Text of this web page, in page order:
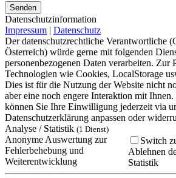
Bitte lasse dieses Feld leer.
Bitte lasse dieses Feld leer.
Bitte lasse dieses Feld leer.
Datenschutzinformation
Impressum | Datenschutz
Der datenschutzrechtliche Verantwortliche
Österreich) würde gerne mit folgenden
personenbezogenen Daten verarbeiten. Zur
Technologien wie Cookies, LocalStorage
Dies ist für die Nutzung der Website nicht
aber eine noch engere Interaktion mit
können Sie Ihre Einwilligung jederzeit via
Datenschutzerklärung anpassen oder
Analyse / Statistik (1 Dienst)
Anonyme Auswertung zur
Fehlerbehebung und
Weiterentwicklung
Switch
Ablehnen
Statistik